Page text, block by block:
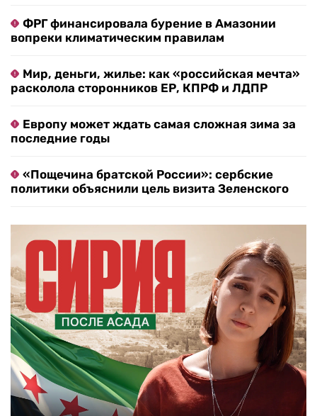
ФРГ финансировала бурение в Амазонии
вопреки климатическим правилам
Мир, деньги, жилье: как «российская мечта»
расколола сторонников ЕР, КПРФ и ЛДПР
Европу может ждать самая сложная зима за
последние годы
«Пощечина братской России»: сербские
политики объяснили цель визита Зеленского